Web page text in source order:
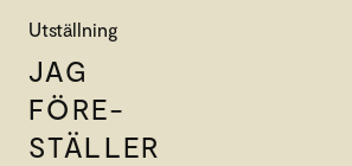
Utställning
JAG
FÖRE-
STÄLLER